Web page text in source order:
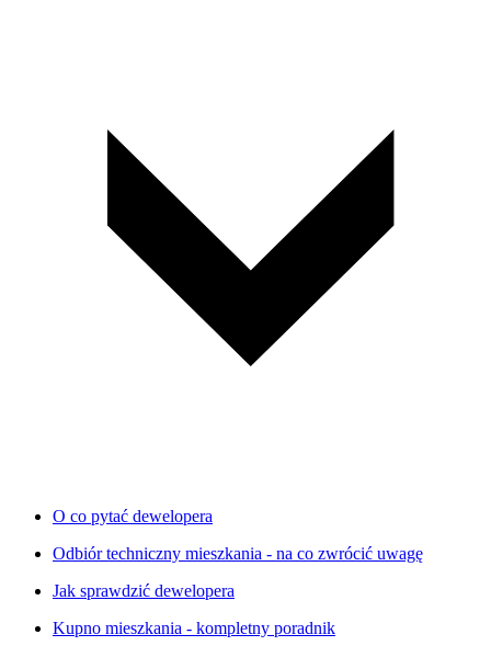
O co pytać dewelopera
Odbiór techniczny mieszkania - na co zwrócić uwagę
Jak sprawdzić dewelopera
Kupno mieszkania - kompletny poradnik